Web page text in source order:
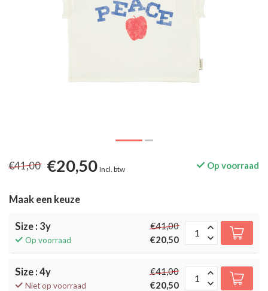
€41,00 €20,50 Incl. btw Op voorraad
Maak een keuze
Size : 3y
Op voorraad
€41,00
€20,50
Size : 4y
Niet op voorraad
€41,00
€20,50